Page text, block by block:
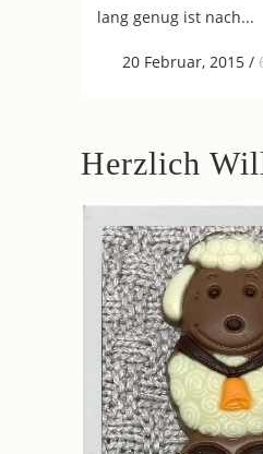
lang genug ist nach...
20 Februar, 2015 /
Herzlich